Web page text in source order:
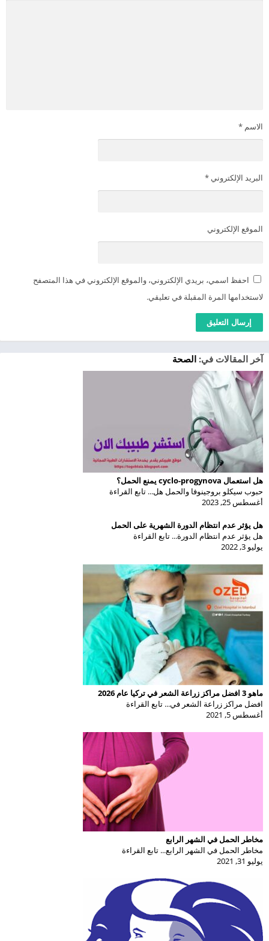
الاسم *
البريد الإلكتروني *
الموقع الإلكتروني
احفظ اسمي، بريدي الإلكتروني، والموقع الإلكتروني في هذا المتصفح
لاستخدامها المرة المقبلة في تعليقي.
آخر المقالات في: الصحة
هل استعمال cyclo-progynova يمنع الحمل؟
حبوب سيكلو بروجينوفا والحمل هل... تابع القراءة
أغسطس 25, 2023
هل يؤثر عدم انتظام الدورة الشهرية على الحمل
هل يؤثر عدم انتظام الدورة... تابع القراءة
يوليو 3, 2022
ماهو 3 افضل مراكز زراعة الشعر في تركيا عام 2026
افضل مراكز زراعة الشعر في... تابع القراءة
أغسطس 5, 2021
مخاطر الحمل في الشهر الرابع
مخاطر الحمل في الشهر الرابع... تابع القراءة
يوليو 31, 2021